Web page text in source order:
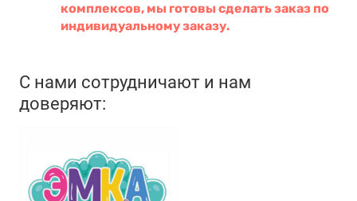
комплексов, мы готовы сделать заказ по
индивидуальному заказу.
С нами сотрудничают и нам
доверяют: